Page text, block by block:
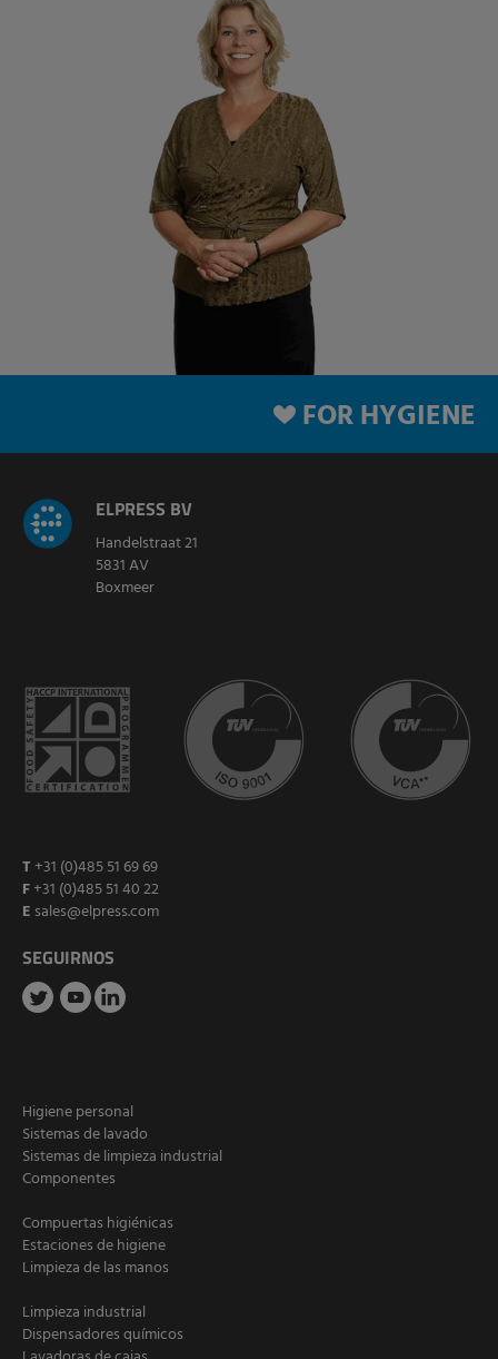
FOR HYGIENE
ELPRESS BV
Handelstraat 21
5831 AV
Boxmeer
T +31 (0)485 51 69 69
F+31 (0)485 51 40 22
E sales@elpress.com
SEGUIRNOS
Higiene personal
Sistemas de lavado
Sistemas de limpieza industrial
Componentes
Compuertas higiénicas
Estaciones de higiene
Limpieza de las manos
Limpieza industrial
Dispensadores químicos